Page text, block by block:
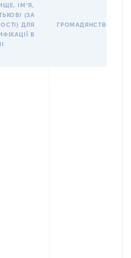
ІМʼЯ,
(ЗА
ДЛЯ
В
ГРОМАДЯНСТВО